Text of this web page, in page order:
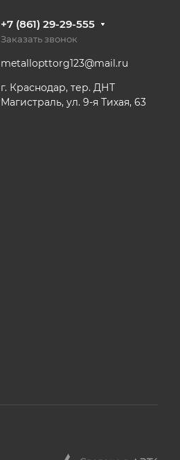
+7 (861) 29-29-555
Заказать звонок
metallopttorg123@mail.ru
г. Краснодар, тер. ДНТ
Магистраль, ул. 9-я Тихая, 63